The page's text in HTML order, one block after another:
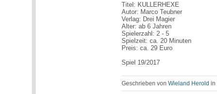
Titel: KULLERHEXE
Autor: Marco Teubner
Verlag: Drei Magier
Alter: ab 6 Jahren
Spielerzahl: 2 - 5
Spielzeit: ca. 20 Minuten
Preis: ca. 29 Euro
Spiel 19/2017
Geschrieben vonWieland Herold in